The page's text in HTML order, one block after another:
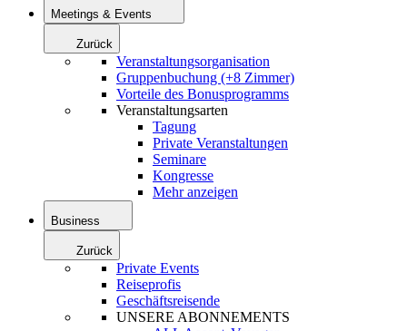
Meetings & Events
Zurück
Veranstaltungsorganisation
Gruppenbuchung (+8 Zimmer)
Vorteile des Bonusprogramms
Veranstaltungsarten
Tagung
Private Veranstaltungen
Seminare
Kongresse
Mehr anzeigen
Business
Zurück
Private Events
Reiseprofis
Geschäftsreisende
UNSERE ABONNEMENTS